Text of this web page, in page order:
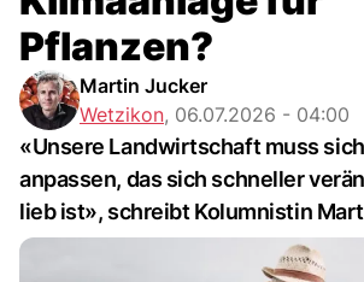
Pflanzen?
Martin Jucker
Wetzikon, 06.07.2026 - 04:00
«Unsere Landwirtschaft muss
anpassen, das sich schneller
lieb ist», schreibt Kolumnistin